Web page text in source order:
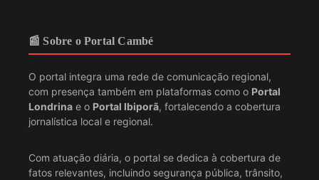
📰 Sobre o Portal Cambé
O portal integra uma rede de comunicação regional,
com presença também em plataformas como o Portal
Londrina e o Portal Ibiporã, fortalecendo a cobertura
jornalística local e regional.
Com atuação diária, o portal se dedica à cobertura de
fatos relevantes, incluindo segurança pública, trânsito,